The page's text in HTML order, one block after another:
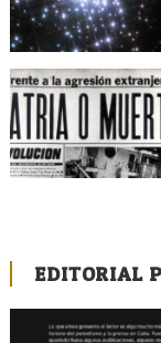
EDITORIAL